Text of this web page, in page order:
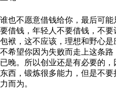
谁也不愿意借钱给你，最后可
要借钱，年轻人不要借钱，不
包袱，这不应该，理想和野心
不希望你因为失败而走上这条
已晚。所以创业还是有必要的
东西，锻炼很多能力，但是不
力而为。